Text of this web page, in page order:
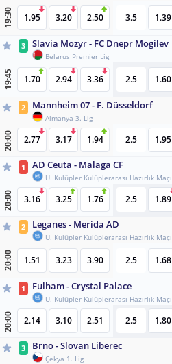
19:30 1.95 3.20 2.50 3.5 1.39
3 Slavia Mozyr - FC Dnepr Mogilev
Belarus Premier Lig
19:45 1.70 2.94 3.36 2.5 1.60
2 Mannheim 07 - F. Düsseldorf
Almanya 3. Lig
20:00 2.77 3.17 1.94 2.5 1.95
1 AD Ceuta - Malaga CF
U. Kulüpler Kulüplerarası Hazırlık Maçı
20:00 3.16 3.25 1.76 2.5 1.89
2 Leganes - Merida AD
U. Kulüpler Kulüplerarası Hazırlık Maçı
20:00 1.51 3.23 3.90 2.5 1.68
1 Fulham - Crystal Palace
U. Kulüpler Kulüplerarası Hazırlık Maçı
20:00 2.14 3.10 2.51 2.5 1.80
3 Brno - Slovan Liberec
Çekya 1. Lig